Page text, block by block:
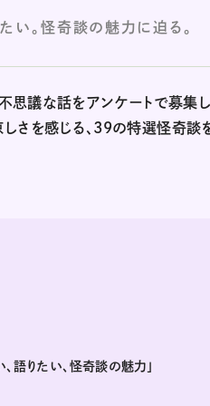
い。怪奇談の魅力に迫る。
思議な話をアンケートで募集
さを感じる、39の特選怪奇談
語りたい、怪奇談の魅力」